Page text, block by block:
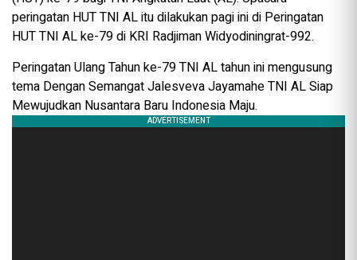
peringatan HUT TNI AL itu dilakukan pagi ini di Peringatan
HUT TNI AL ke-79 di KRI Radjiman Widyodiningrat-992.
Peringatan Ulang Tahun ke-79 TNI AL tahun ini mengusung
tema Dengan Semangat Jalesveva Jayamahe TNI AL Siap
Mewujudkan Nusantara Baru Indonesia Maju.